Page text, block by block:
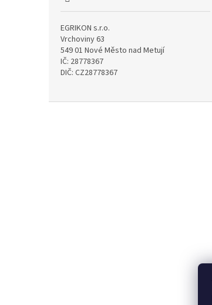
EGRIKON s.r.o.
Vrchoviny 63
549 01 Nové Město nad Metují
IČ: 28778367
DIČ: CZ28778367